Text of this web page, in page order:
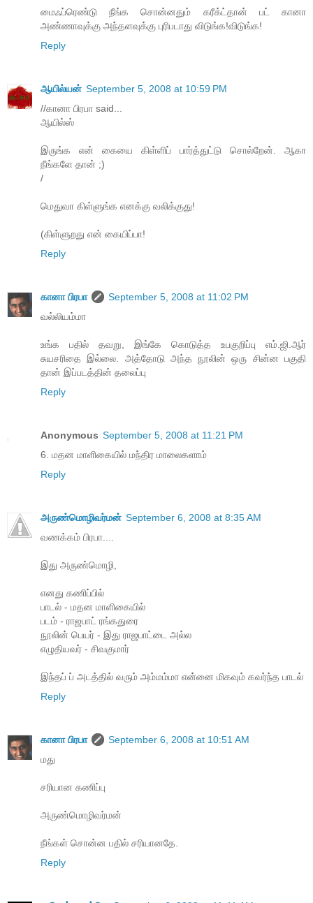
மைஃப்ரெண்டு நீங்க சொன்னதும் கரீக்ட்தான் பட் கானா
அண்ணாவுக்கு அந்தளவுக்கு புரிபடாது விடுங்க!விடுங்க!
Reply
ஆயில்யன் September 5, 2008 at 10:59 PM
//கானா பிரபா said...
ஆயில்ஸ்
இருங்க என் கையை கிள்ளிப் பார்த்துட்டு சொல்றேன். ஆகா
நீங்களே தான் ;)
/
மெதுவா கிள்ளுங்க எனக்கு வலிக்குது!
(கிள்ளுறது என் கையிப்பா!
Reply
கானா பிரபா
September 5, 2008 at 11:02 PM
வல்லியம்மா
உங்க பதில் தவறு, இங்கே கொடுத்த உபகுறிப்பு எம்.ஜி.ஆர்
சுயசரிதை இல்லை. அத்தோடு அந்த நூலின் ஒரு சின்ன பகுதி
தான் இப்படத்தின் தலைப்பு
Reply
Anonymous September 5, 2008 at 11:21 PM
6. மதன மாளிகையில் மந்திர மாலைகளாம்
Reply
அருண்மொழிவர்மன் September 6, 2008 at 8:35 AM
வணக்கம் பிரபா....
இது அருண்மொழி,
எனது கணிப்பில்
பாடல் - மதன மாளிகையில்
படம் - ராஜபாட் ரங்கதுரை
நூலின் பெயர் - இது ராஜபாட்டை அல்ல
எழுதியவர் - சிவகுமார்
இந்தப் ப் அடத்தில் வரும் அம்மம்மா என்னை மிகவும் கவர்ந்த பாடல்
Reply
கானா பிரபா
September 6, 2008 at 10:51 AM
மது
சரியான கணிப்பு
அருண்மொழிவர்மன்
நீங்கள் சொன்ன பதில் சரியானதே.
Reply